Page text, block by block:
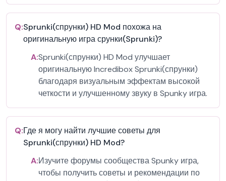
Q:Sprunki(спрунки) HD Mod похожа на
оригинальную игра срунки(Sprunki)?
A:Sprunki(спрунки) HD Mod улучшает
оригинальную Incredibox Sprunki(спрунки)
благодаря визуальным эффектам высокой
четкости и улучшенному звуку в Spunky игра.
Q:Где я могу найти лучшие советы для
Sprunki(спрунки) HD Mod?
A:Изучите форумы сообщества Spunky игра,
чтобы получить советы и рекомендации по